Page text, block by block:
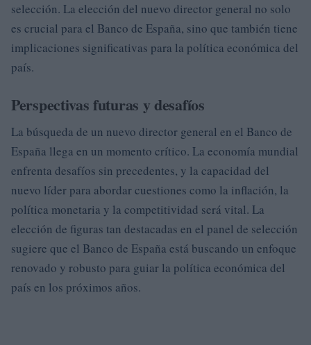
selección. La elección del nuevo director general no solo
es crucial para el Banco de España, sino que también tiene
implicaciones significativas para la política económica del
país.
Perspectivas futuras y desafíos
La búsqueda de un nuevo director general en el Banco de
España llega en un momento crítico. La economía mundial
enfrenta desafíos sin precedentes, y la capacidad del
nuevo líder para abordar cuestiones como la inflación, la
política monetaria y la competitividad será vital. La
elección de figuras tan destacadas en el panel de selección
sugiere que el Banco de España está buscando un enfoque
renovado y robusto para guiar la política económica del
país en los próximos años.